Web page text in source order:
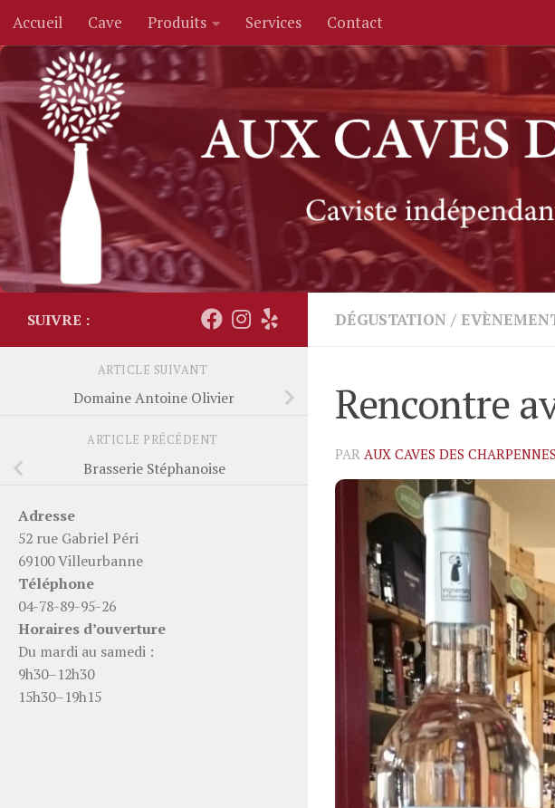
Skip to content
Accueil Cave Produits Services Contact
DÉGUSTATION /
Rencontre
PAR AUX CAVES DES CHARPENNES
SUIVRE :
ARTICLE SUIVANT
Domaine Antoine Olivier
ARTICLE PRÉCÉDENT
Brasserie Stéphanoise
Adresse
52 rue Gabriel Péri
69100 Villeurbanne
Téléphone
04-78-89-95-26
Horaires d’ouverture
Du mardi au samedi :
9h30–12h30
15h30–19h15